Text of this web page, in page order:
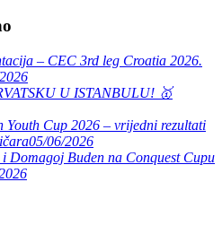
– CEC 3rd leg Croatia 2026.
U ISTANBULU! 🥇
Youth Cup 2026 – vrijedni rezultati
05/06/2026
Domagoj Buden na Conquest Cupu